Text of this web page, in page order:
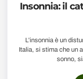
Insonnia: il
L’insonnia è un
Italia, si stima che un
sonno,